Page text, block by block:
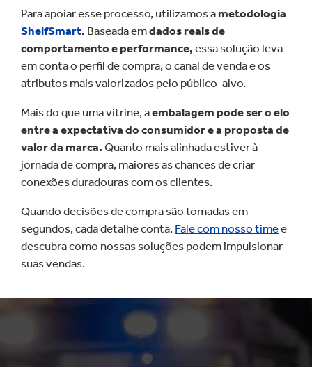
Para apoiar esse processo, utilizamos a metodologia
ShelfSmart. Baseada emdados reais de
comportamento e performance, essa solução leva
em conta o perfil de compra, o canal de venda e os
atributos mais valorizados pelo público-alvo.
Mais do que uma vitrine, aembalagem pode ser o elo
entre a expectativa do consumidor e a proposta de
valor da marca. Quanto mais alinhada estiver à
jornada de compra, maiores as chances de criar
conexões duradouras com os clientes.
Quando decisões de compra são tomadas em
segundos, cada detalhe conta. Fale com nosso timee
descubra como nossas soluções podem impulsionar
suas vendas.